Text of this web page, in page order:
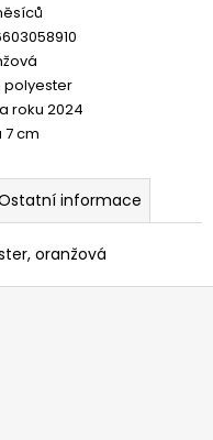
polyester
roku 2024
7 cm
informace
oranžová